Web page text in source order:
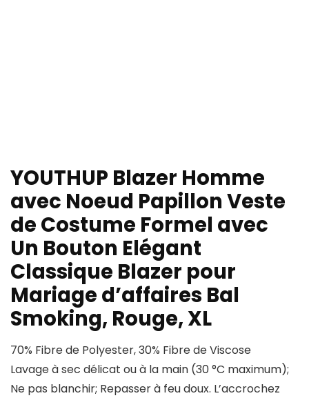
YOUTHUP Blazer Homme
avec Noeud Papillon Veste
de Costume Formel avec
Un Bouton Elégant
Classique Blazer pour
Mariage d’affaires Bal
Smoking, Rouge, XL
70% Fibre de Polyester, 30% Fibre de Viscose
Lavage à sec délicat ou à la main (30 °C maximum);
Ne pas blanchir; Repasser à feu doux. L’accrochez